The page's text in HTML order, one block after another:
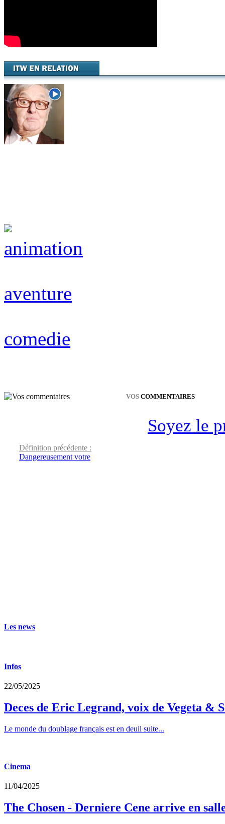
animation
aventure
comedie
VOS COMMENTAIRES
Soyez le
Définition précédente :
Dangereusement votre
Les news
Infos
22/05/2025
Deces de Eric Legrand, voix de Vegeta &
Le monde du doublage français est en deuil suite...
Cinema
11/04/2025
The Chosen - Derniere Cene arrive en